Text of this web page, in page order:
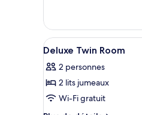
VIP
Room
VIP
Room
Afficher
toutes
les
photos
pour
9
Deluxe Twin Room
2 personnes
2 lits jumeaux
Wi-Fi gratuit